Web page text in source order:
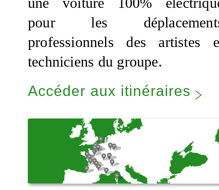
pour les
professionnels des artistes
techniciens du groupe.
Accéder aux itinéraires